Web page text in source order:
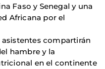
Faso y Senegal y una
Africana por el
compartirán
hambre y la
en el continente